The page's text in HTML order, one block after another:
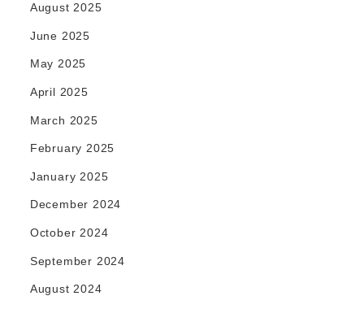
August 2025
June 2025
May 2025
April 2025
March 2025
February 2025
January 2025
December 2024
October 2024
September 2024
August 2024